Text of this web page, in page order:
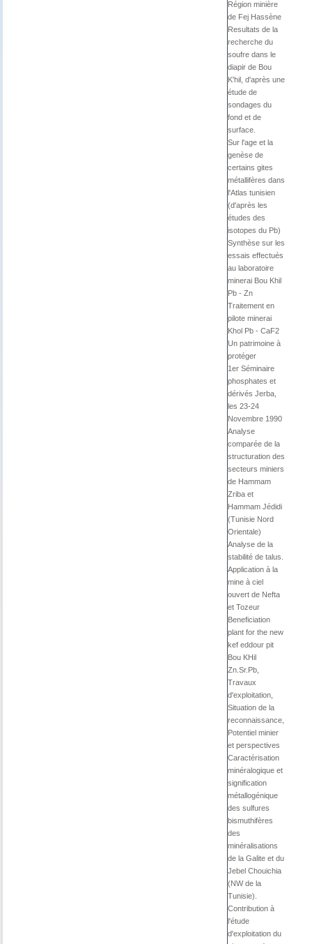
Région minière
de Fej Hassène
Resultats de la
recherche du
soufre dans le
diapir de Bou
K'hil, d'après une
étude de
sondages du
fond et de
surface.
Sur l'age et la
genèse de
certains gites
métallifères dans
l'Atlas tunisien
(d'après les
études des
isotopes du Pb)
Synthèse sur les
essais effectués
au laboratoire
minerai Bou Khil
Pb - Zn
Traitement en
pilote minerai
Khol Pb - CaF2
Un patrimoine à
protéger
1er Séminaire
phosphates et
dérivés Jerba,
les 23-24
Novembre 1990
Analyse
comparée de la
structuration des
secteurs miniers
de Hammam
Zriba et
Hammam Jédidi
(Tunisie Nord
Orientale)
Analyse de la
stabilité de talus.
Application à la
mine à ciel
ouvert de Nefta
et Tozeur
Beneficiation
plant for the new
kef eddour pit
Bou KHil
Zn.Sr.Pb,
Travaux
d'exploitation,
Situation de la
reconnaissance,
Potentiel minier
et perspectives
Caractérisation
minéralogique et
signification
métallogénique
des sulfures
bismuthifères
des
minéralisations
de la Galite et du
Jebel Chouichia
(NW de la
Tunisie).
Contribution à
l'étude
d'exploitation du